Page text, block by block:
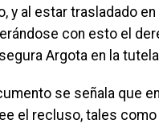
y al estar trasladado
con esto el
Argota en la
se señala que
el recluso, tales